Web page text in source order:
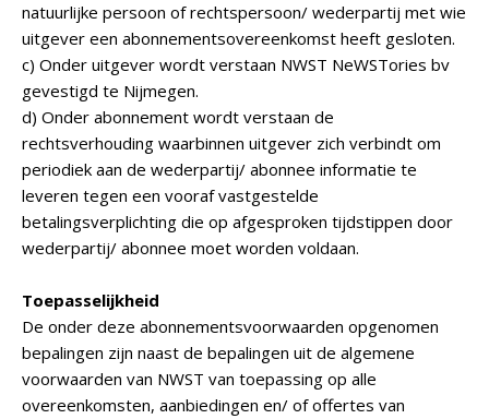
natuurlijke persoon of rechtspersoon/ wederpartij met wie
uitgever een abonnementsovereenkomst heeft gesloten.
c) Onder uitgever wordt verstaan NWST NeWSTories bv
gevestigd te Nijmegen.
d) Onder abonnement wordt verstaan de
rechtsverhouding waarbinnen uitgever zich verbindt om
periodiek aan de wederpartij/ abonnee informatie te
leveren tegen een vooraf vastgestelde
betalingsverplichting die op afgesproken tijdstippen door
wederpartij/ abonnee moet worden voldaan.
Toepasselijkheid
De onder deze abonnementsvoorwaarden opgenomen
bepalingen zijn naast de bepalingen uit de algemene
voorwaarden van NWST van toepassing op alle
overeenkomsten, aanbiedingen en/ of offertes van